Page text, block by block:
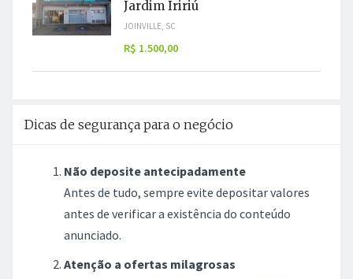
Não deposite antecipadamente
Antes de tudo, sempre evite depositar valores
antes de verificar a existência do conteúdo
Atenção a ofertas milagrosas
média de preço daquilo que deseja. Fique atento
aos anúncios com preços muito baixos.
Denuncie em caso de suspeita
Havendo suspeita, você pode fazer uma
denúncia clicando em "Denunciar" na página do